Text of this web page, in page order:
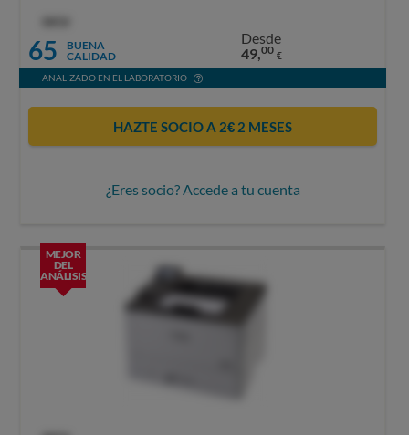
65
BUENA
CALIDAD
Desde
49,00 €
ANALIZADO EN EL LABORATORIO
HAZTE SOCIO A 2€ 2 MESES
¿Eres socio? Accede a tu cuenta
MEJOR
DEL
ANÁLISIS